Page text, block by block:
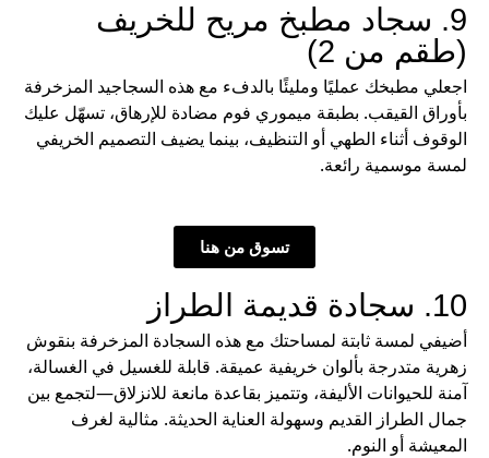
9. سجاد مطبخ مريح للخريف
(طقم من 2)
اجعلي مطبخك عمليًا ومليئًا بالدفء مع هذه السجاجيد المزخرفة
بأوراق القيقب. بطبقة ميموري فوم مضادة للإرهاق، تسهّل عليك
الوقوف أثناء الطهي أو التنظيف، بينما يضيف التصميم الخريفي
لمسة موسمية رائعة.
تسوق من هنا
10. سجادة قديمة الطراز
أضيفي لمسة ثابتة لمساحتك مع هذه السجادة المزخرفة بنقوش
زهرية متدرجة بألوان خريفية عميقة. قابلة للغسيل في الغسالة،
آمنة للحيوانات الأليفة، وتتميز بقاعدة مانعة للانزلاق—لتجمع بين
جمال الطراز القديم وسهولة العناية الحديثة. مثالية لغرف
المعيشة أو النوم.